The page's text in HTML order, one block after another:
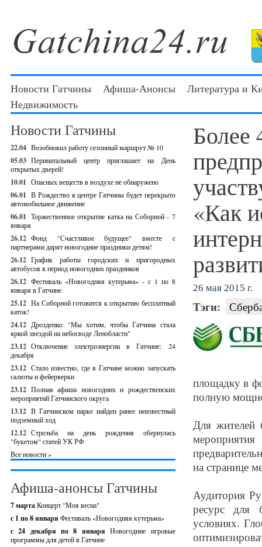
Новости Гатчины Афиша-Анонсы
Литература и
Недвижимость
Новости Гатчины
22.04 Возобновил работу сезонный маршрут № 10
05.03 Перинатальный центр приглашает на День
открытых дверей!
10.01 Опасных веществ в воздухе не обнаружено
06.01 В Рождество в центре Гатчины будет перекрыто
автомобильное движение
06.01 Торжественное открытие катка на Соборной - 7
января
26.12 Фонд "Счастливое будущее" вместе с
партнерами дарят новогодние праздники детям!
26.12 График работы городских и пригородных
автобусов в период новогодних праздников
26.12 Фестиваль «Новогодняя кутерьма» - с 1 по 8
января в Гатчине
25.12 На Соборной готовится к открытию бесплатный
каток!
24.12 Дрозденко: "Мы хотим, чтобы Гатчина стала
яркой звездой на небосводе Ленобласти"
23.12 Отключение электроэнергии в Гатчине: 24
декабря
23.12 Стало известно, где в Гатчине можно запускать
салюты и фейерверки
23.12 Полная афиша новогодних и рождественских
мероприятий Гатчинского округа
13.12 В Гатчинском парке найден ранее неизвестный
подземный ход
12.12 Стрельба на день рождения обернулась
"букетом" статей УК РФ
Все новости »
Афиша-анонсы Гатчины
7 мартаКонцерт "Моя весна"
с 1 по 8 января Фестиваль «Новогодняя кутерьма»
с 24 декабря по 8 январяНовогодние игровые
программы для детей в Гатчине
Более
«Как
26 мая 2015 г.
Тэги:
площадку в
полную
Для жителей
на странице
Аудитория
ресурс для
условиях.